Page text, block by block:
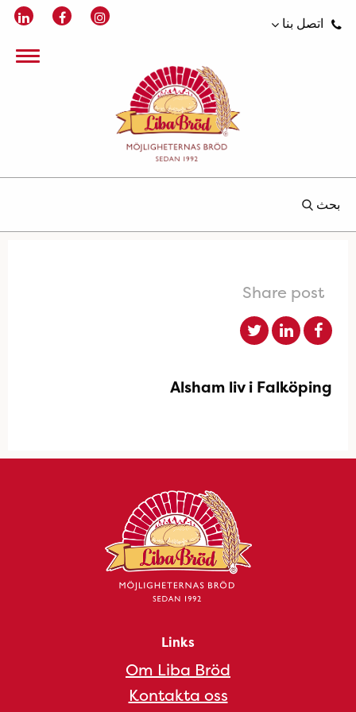
اتصل بنا
بحث
Share post
Alsham liv i Falköping
Links
Om Liba Bröd
Kontakta oss